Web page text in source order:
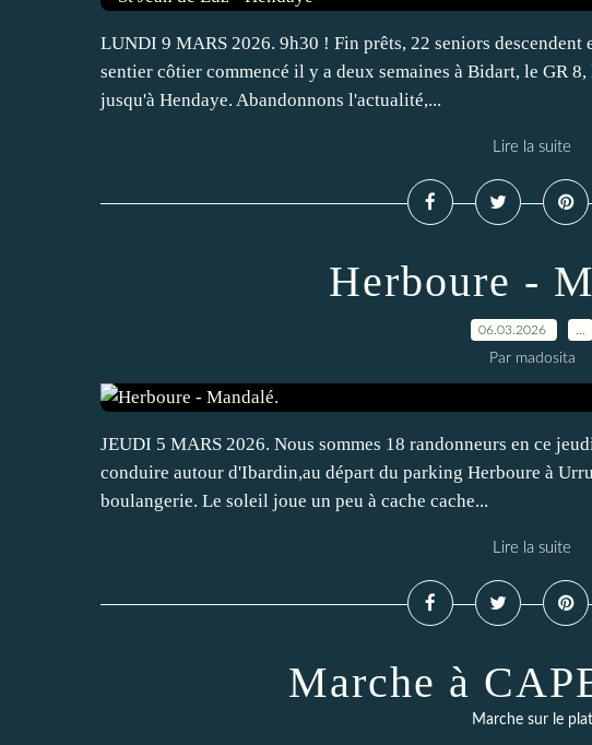
LUNDI 9 MARS 2026. 9h30 ! Fin prêts, 22 seniors descendent
sentier côtier commencé il y a deux semaines à Bidart, le GR
jusqu'à Hendaye. Abandonnons l'actualité,...
Lire la suite
Herboure -
06.03.2026
Par madosita
JEUDI 5 MARS 2026. Nous sommes 18 randonneurs en ce
conduire autour d'Ibardin,au départ du parking Herboure à
boulangerie. Le soleil joue un peu à cache cache...
Lire la suite
Marche à
Marche sur le plat